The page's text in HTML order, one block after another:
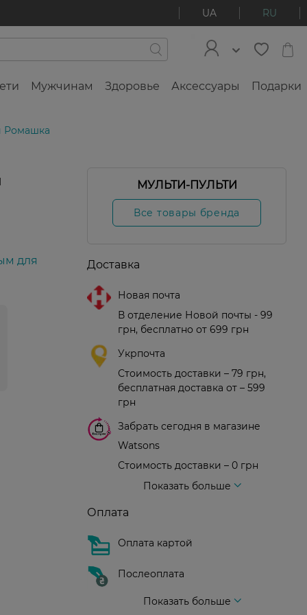
UA RU
Мужчинам Здоровье Аксессуары Подарки
Ромашка
для
МУЛЬТИ-ПУЛЬТИ
Все товары бренда
Доставка
Новая почта
В отделение Новой почты - 99
грн, бесплатно от 699 грн
Укрпочта
Стоимость доставки – 79 грн,
бесплатная доставка от – 599
грн
Забрать сегодня в магазине
Watsons
Стоимость доставки – 0 грн
Показать больше
Оплата
Оплата картой
Послеоплата
Показать больше